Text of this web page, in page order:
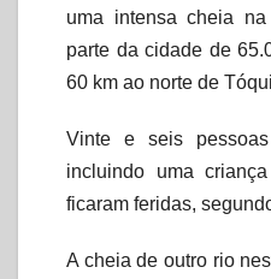
uma intensa cheia
parte da cidade de
60 km ao norte de
Vinte e seis pessoas
incluindo uma
ficaram feridas,
A cheia de outro rio